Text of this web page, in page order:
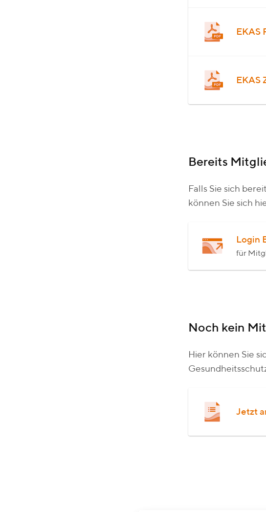
EKAS
EKAS
Bereits
Falls Sie sich
können Sie sich
Login
für
Noch kein
Hier können Sie
Jetzt